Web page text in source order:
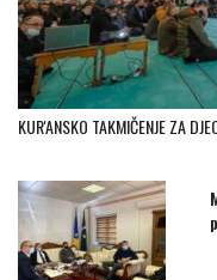
KUR'ANSKO TAKMIČENJE ZA